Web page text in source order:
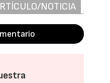
NOTICIA